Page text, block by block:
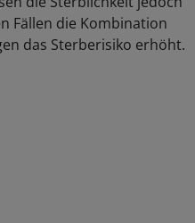
Fällen die Kombination
das Sterberisiko erhöht.